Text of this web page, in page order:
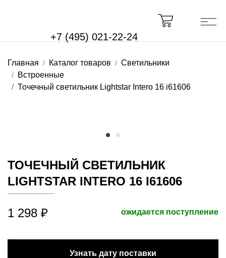
+7 (495) 021-22-24
Главная Каталог товаров
Светильники
Встроенные
Точечный светильник Lightstar Intero 16 i61606
ТОЧЕЧНЫЙ СВЕТИЛЬНИК
LIGHTSTAR INTERO 16 I61606
1 298 ₽ ожидается поступление
Узнать дату поставки